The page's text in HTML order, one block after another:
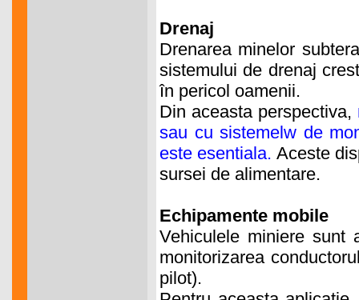
Drenaj
Drenarea minelor
sistemului de drenaj
în pericol oamenii.
Din aceasta perspectiva,
sau cu sistemelw de
este esentiala. Aceste
sursei de alimentare.
Echipamente mobile
Vehiculele miniere sunt
monitorizarea
pilot).